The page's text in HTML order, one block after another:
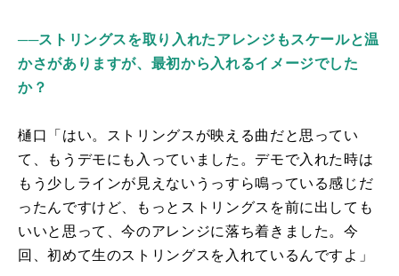
──ストリングスを取り入れたアレンジもスケールと温
かさがありますが、最初から入れるイメージでした
か？
樋口「はい。ストリングスが映える曲だと思ってい
て、もうデモにも入っていました。デモで入れた時は
もう少しラインが見えないうっすら鳴っている感じだ
ったんですけど、もっとストリングスを前に出しても
いいと思って、今のアレンジに落ち着きました。今
回、初めて生のストリングスを入れているんですよ」